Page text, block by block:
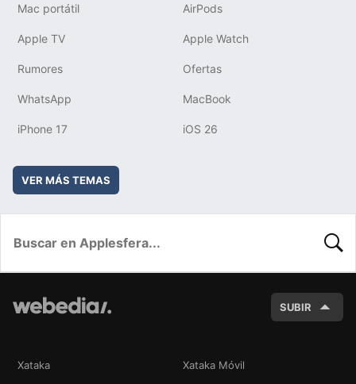
Mac portátil AirPods
Apple TV Apple Watch
Rumores Ofertas
WhatsApp MacBook
iPhone 17 iOS 26
VER MÁS TEMAS
SUBIR
Xataka Xataka Móvil